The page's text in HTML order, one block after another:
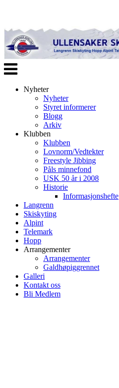
Veksle
navigasjon
Nyheter
Nyheter
Styret informerer
Blogg
Arkiv
Klubben
Klubben
Lovnorm/Vedtekter
Freestyle Jibbing
Påls minnefond
USK 50 år i 2008
Historie
Informasjonshefte
Langrenn
Skiskyting
Alpint
Telemark
Hopp
Arrangementer
Arrangementer
Galdhøpiggrennet
Galleri
Kontakt oss
Bli Medlem